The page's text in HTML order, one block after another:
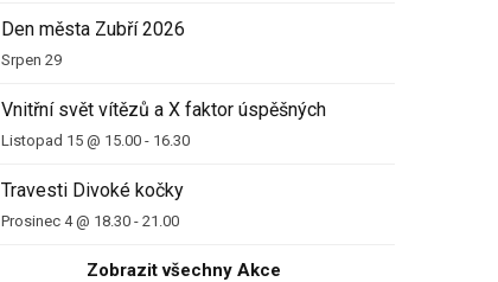
Den města Zubří 2026
Srpen 29
Vnitřní svět vítězů a X faktor úspěšných
Listopad 15 @ 15.00 - 16.30
Travesti Divoké kočky
Prosinec 4 @ 18.30 -21.00
Zobrazit všechny Akce